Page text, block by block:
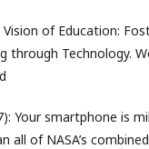
Vision of Education:
through Technology.
Your smartphone is
all of NASA’s